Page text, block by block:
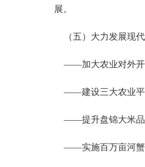
展。
（五）大力发展现代
——加大农业对外开
——建设三大农业平
——提升盘锦大米品
——实施百万亩河蟹